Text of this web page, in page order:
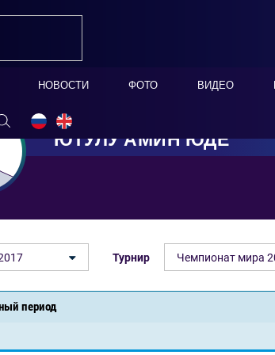
НОВОСТИ ФОТО ВИДЕО
ЮТУЛУ АМИН ЮДЕ
Турнир Чемпионат мира
период